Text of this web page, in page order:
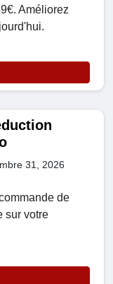
Améliorez
31, 2026
de
sur votre